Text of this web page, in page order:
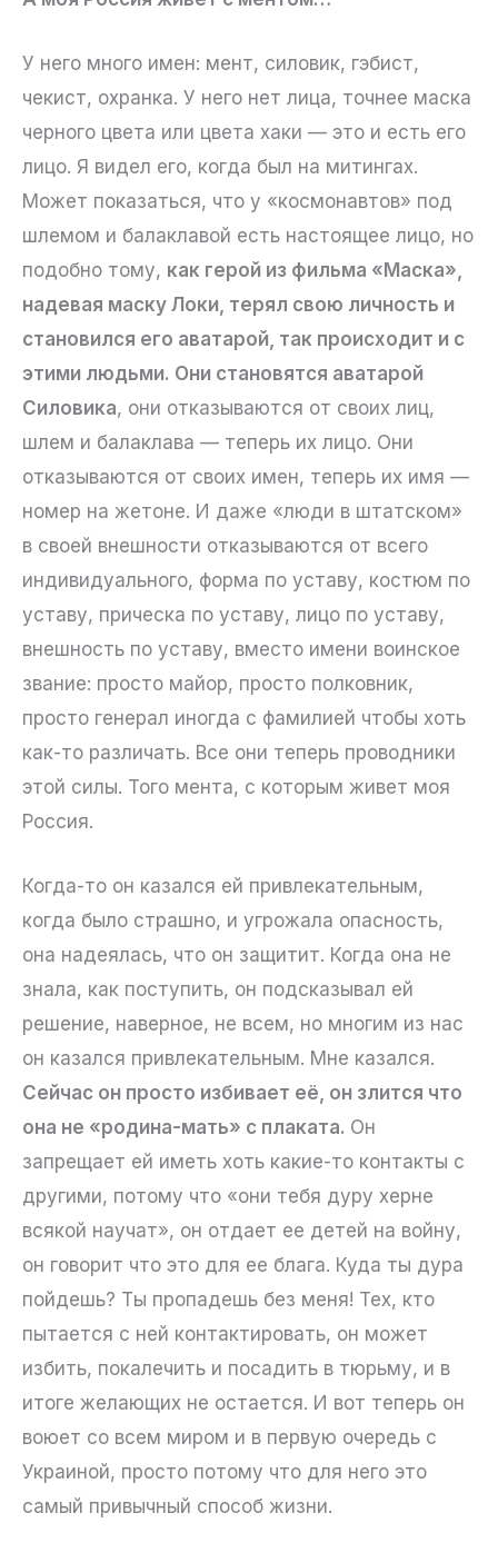
У него много имен: мент, силовик, гэбист,
чекист, охранка. У него нет лица, точнее маска
черного цвета или цвета хаки — это и есть его
лицо. Я видел его, когда был на митингах.
Может показаться, что у «космонавтов» под
шлемом и балаклавой есть настоящее лицо, но
подобно тому, как герой из фильма «Маска»,
надевая маску Локи, терял свою личность и
становился его аватарой, так происходит и с
этими людьми. Они становятся аватарой
Силовика, они отказываются от своих лиц,
шлем и балаклава — теперь их лицо. Они
отказываются от своих имен, теперь их имя —
номер на жетоне. И даже «люди в штатском»
в своей внешности отказываются от всего
индивидуального, форма по уставу, костюм по
уставу, прическа по уставу, лицо по уставу,
внешность по уставу, вместо имени воинское
звание: просто майор, просто полковник,
просто генерал иногда с фамилией чтобы хоть
как-то различать. Все они теперь проводники
этой силы. Того мента, с которым живет моя
Россия.
Когда-то он казался ей привлекательным,
когда было страшно, и угрожала опасность,
она надеялась, что он защитит. Когда она не
знала, как поступить, он подсказывал ей
решение, наверное, не всем, но многим из нас
он казался привлекательным. Мне казался.
Сейчас он просто избивает её, он злится что
она не «родина-мать» с плаката. Он
запрещает ей иметь хоть какие-то контакты с
другими, потому что «они тебя дуру херне
всякой научат», он отдает ее детей на войну,
он говорит что это для ее блага. Куда ты дура
пойдешь? Ты пропадешь без меня! Тех, кто
пытается с ней контактировать, он может
избить, покалечить и посадить в тюрьму, и в
итоге желающих не остается. И вот теперь он
воюет со всем миром и в первую очередь с
Украиной, просто потому что для него это
самый привычный способ жизни.